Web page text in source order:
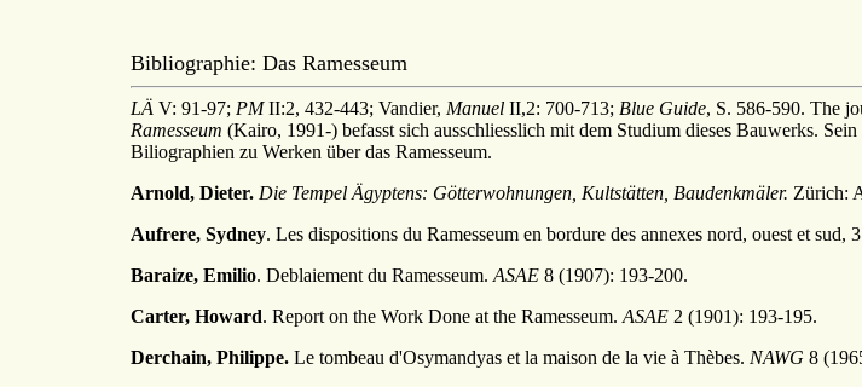
Bibliographie: Das Ramesseum
LÄ V: 91-97; PMII:2, 432-443; Vandier, Manuel II,2: 700-713; Blue Guide, S. 586-590. The
Ramesseum (Kairo, 1991-) befasst sich ausschliesslich mit dem Studium dieses Bauwerks.
Biliographien zu Werken über das Ramesseum.
Arnold, Dieter. Die Tempel Ägyptens: Götterwohnungen, Kultstätten, Baudenkmäler. Zürich:
Aufrere, Sydney. Les dispositions du Ramesseum en bordure des annexes nord, ouest et sud,
Baraize, Emilio. Deblaiement du Ramesseum. ASAE 8 (1907): 193-200.
Carter, Howard. Report on the Work Done at the Ramesseum. ASAE 2 (1901): 193-195.
Derchain, Philippe. Le tombeau d'Osymandyas et la maison de la vie à Thèbes. NAWG 8